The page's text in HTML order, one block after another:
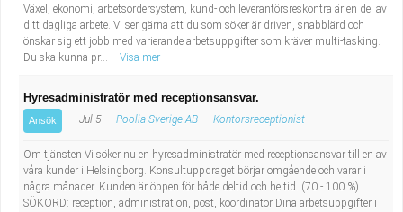
Växel, ekonomi, arbetsordersystem, kund- och leverantörsreskontra är en del av
ditt dagliga arbete. Vi ser gärna att du som söker är driven, snabblärd och
önskar sig ett jobb med varierande arbetsuppgifter som kräver multi-tasking.
Du ska kunna pr...
Visa mer
Hyresadministratör med receptionsansvar.
Ansök Jul 5 Poolia Sverige AB Kontorsreceptionist
Om tjänsten Vi söker nu en hyresadministratör med receptionsansvar till en av
våra kunder i Helsingborg. Konsultuppdraget börjar omgående och varar i
några månader. Kunden är öppen för både deltid och heltid. (70 - 100 %)
SÖKORD: reception, administration, post, koordinator Dina arbetsuppgifter i